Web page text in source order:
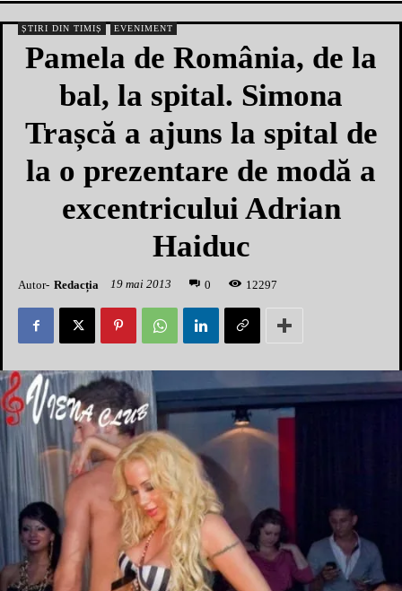
ȘTIRI DIN TIMIȘ EVENIMENT
Pamela de România, de la
bal, la spital. Simona
Trașcă a ajuns la spital de
la o prezentare de modă a
excentricului Adrian
Haiduc
Autor- Redacția 19 mai 2013 0 1 2297